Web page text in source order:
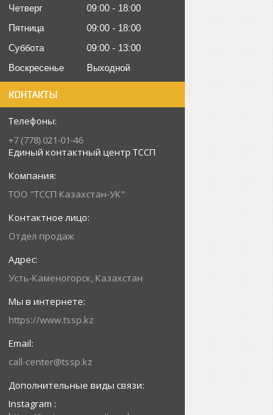
Четверг
09:00
18:00
Пятница
09:00
18:00
Суббота
09:00
13:00
Воскресенье
Выходной
КОНТАКТЫ
+7 (778) 021-01-46
Единый контактный центр ТССП
ТОО "ТССП Казахстан-УК"
Отдел продаж
Усть-Каменогорск, Казахстан
https://www.tssp.kz
call-center@tssp.kz
Instagram